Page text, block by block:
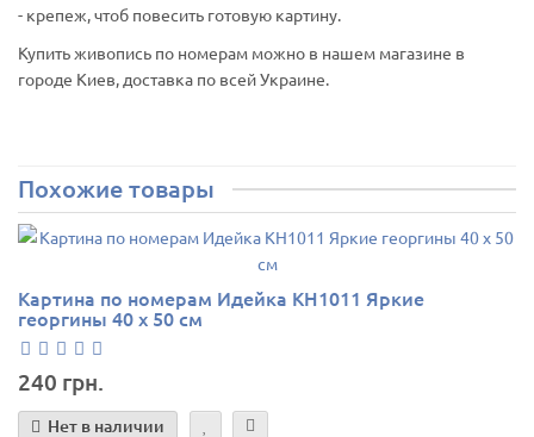
- крепеж, чтоб повесить готовую картину.
Купить живопись по номерам можно в нашем магазине в
городе Киев, доставка по всей Украине.
Похожие товары
Картина по номерам Идейка KH1011 Яркие
георгины 40 х 50 см
240 грн.
Нет в наличии